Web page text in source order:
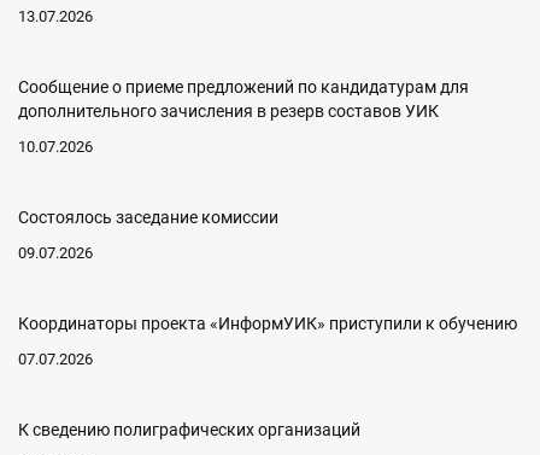
13.07.2026
Сообщение о приеме предложений по кандидатурам для
дополнительного зачисления в резерв составов УИК
10.07.2026
Состоялось заседание комиссии
09.07.2026
Координаторы проекта «ИнформУИК» приступили к обучению
07.07.2026
К сведению полиграфических организаций